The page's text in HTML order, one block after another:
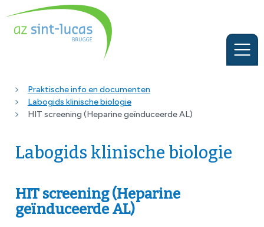
Praktische info en documenten
Labogids klinische biologie
HIT screening (Heparine geïnduceerde AL)
Labogids klinische biologie
HIT screening (Heparine
geïnduceerde AL)